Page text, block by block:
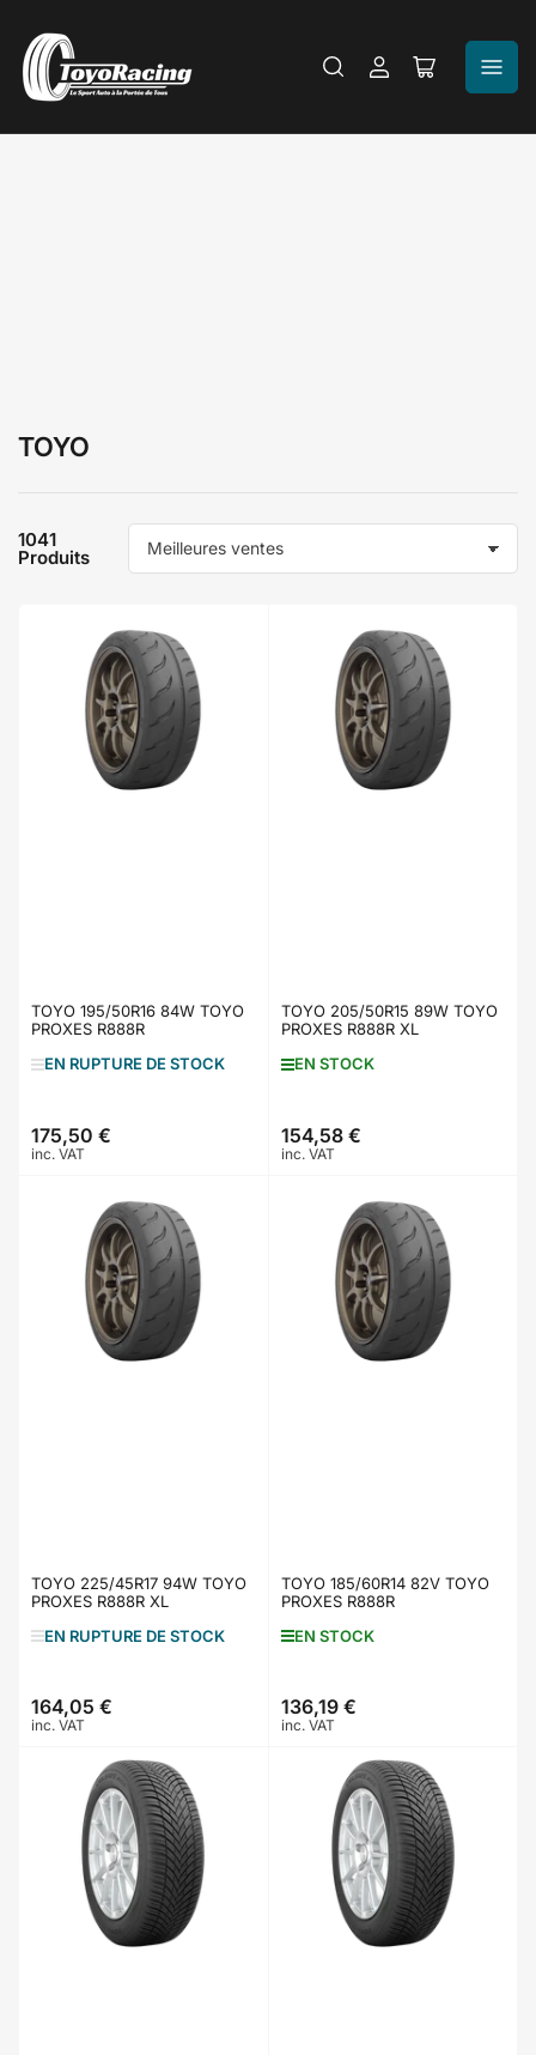
Se
Ouvrir
TOYO
r
r
p
a
r
:
1041
Produits
TOYO 195/50R16 84W TOYO
PROXES R888R
EN RUPTURE DE STOCK
Prix
175,50 €
inc. VAT
TOYO 205/50R15 89W TOYO
PROXES R888R XL
EN STOCK
Prix
154,58 €
inc. VAT
TOYO 225/45R17 94W TOYO
PROXES R888R XL
EN RUPTURE DE STOCK
Prix
164,05 €
inc. VAT
TOYO 185/60R14 82V TOYO
PROXES R888R
EN STOCK
Prix
136,19 €
inc. VAT